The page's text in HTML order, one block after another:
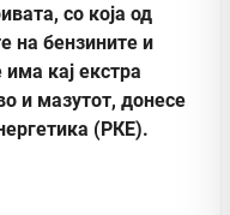
со која од
на бензините и
кај екстра
и мазутот, донесе
(РКЕ).